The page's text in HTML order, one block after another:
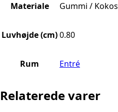
Materiale Gummi / Kokos
Luvhøjde (cm)0.80
Rum Entré
Relaterede varer